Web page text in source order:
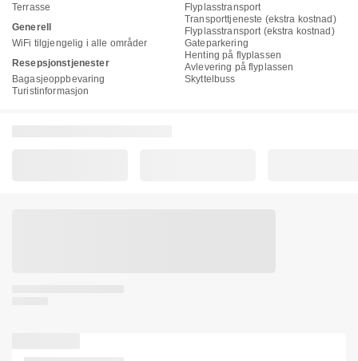
Terrasse
Generell
WiFi tilgjengelig i alle områder
Resepsjonstjenester
Bagasjeoppbevaring
Turistinformasjon
Flyplasstransport
Transporttjeneste (ekstra kostnad)
Flyplasstransport (ekstra kostnad)
Gateparkering
Henting på flyplassen
Avlevering på flyplassen
Skyttelbuss